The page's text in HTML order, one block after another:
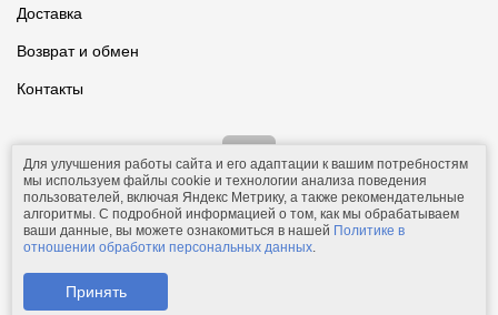
Доставка
Возврат и обмен
Контакты
© 2011-2026.Comfolio.ru— интернет-магазин текстиля и товаров
для дома.
Для улучшения работы сайта и его адаптации к вашим потребностям
мы используем файлы cookie и технологии анализа поведения
пользователей, включая Яндекс Метрику, а также рекомендательные
алгоритмы. С подробной информацией о том, как мы обрабатываем
ваши данные, вы можете ознакомиться в нашей Политике в
отношении обработки персональных данных.
Принять